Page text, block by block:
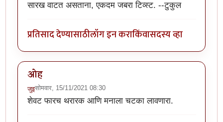
सारख वाटत असताना, एकदम जबरा टिव्स्ट. --टुकुल
प्रतिसाद देण्यासाठीलॉग इन कराकिंवासदस्य व्हा
ओह
जुइसोमवार, 15/11/2021 08:30
शेवट फारच थरारक आणि मनाला चटका लावणारा.